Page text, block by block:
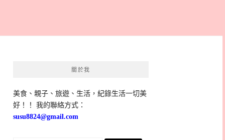
關於我
美食、親子、旅遊、生活，紀錄生活一切美
好！！ 我的聯絡方式：
susu8824@gmail.com